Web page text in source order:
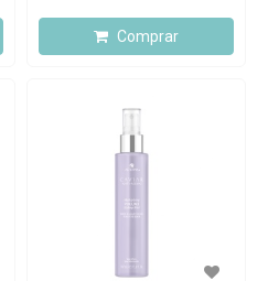
Comprar